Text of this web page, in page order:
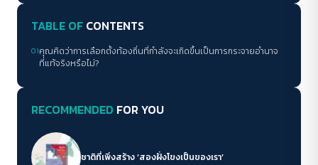
TABLE OF CONTENTS
01คุณคิดว่าการเลือกตั้งท้องถิ่นที่กำลังจะเกิดขึ้นเป็นการกระจายอำนาจ
ที่แท้จริงหรือไม่?
RECOMMENDED FOR YOU
ชาติที่เพิ่งสร้าง ‘สองฝั่งโขงเป็นของเรา’